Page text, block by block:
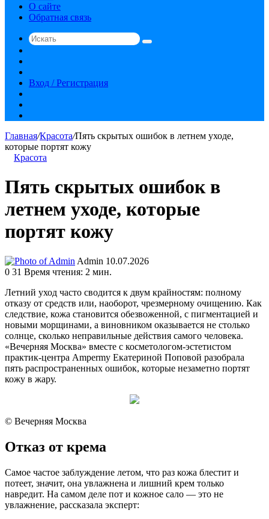
О сайте
Обратная связь
Искать
статья
Вход / Регистрация
Главная/Красота/Пять скрытых ошибок в летнем уходе,
которые портят кожу
Красота
Пять скрытых ошибок в
летнем уходе, которые
портят кожу
Admin Send
an
10.07.2026
0 31 Время чтения: 2 мин.
Летний уход часто сводится к двум крайностям: полному
отказу от средств или, наоборот, чрезмерному очищению. Как
следствие, кожа становится обезвоженной, с пигментацией и
новыми морщинами, а виновником оказывается не столько
солнце, сколько неправильные действия самого человека.
«Вечерняя Москва» вместе с косметологом-эстетистом
практик-центра Ampermy Екатериной Поповой разобрала
пять распространенных ошибок, которые незаметно портят
кожу в жару.
© Вечерняя Москва
Отказ от крема
Самое частое заблуждение летом, что раз кожа блестит и
потеет, значит, она увлажнена и лишний крем только
навредит. На самом деле пот и кожное сало — это не
увлажнение, рассказала эксперт: